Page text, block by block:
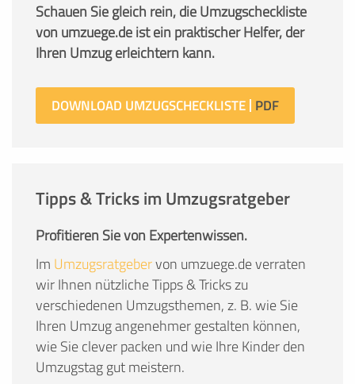
Schauen Sie gleich rein, die Umzugscheckliste
von umzuege.de ist ein praktischer Helfer, der
Ihren Umzug erleichtern kann.
DOWNLOAD UMZUGSCHECKLISTE
Tipps & Tricks im Umzugsratgeber
Profitieren Sie von Expertenwissen.
Im Umzugsratgebervon umzuege.de verraten
wir Ihnen nützliche Tipps & Tricks zu
verschiedenen Umzugsthemen, z. B. wie Sie
Ihren Umzug angenehmer gestalten können,
wie Sie clever packen und wie Ihre Kinder den
Umzugstag gut meistern.